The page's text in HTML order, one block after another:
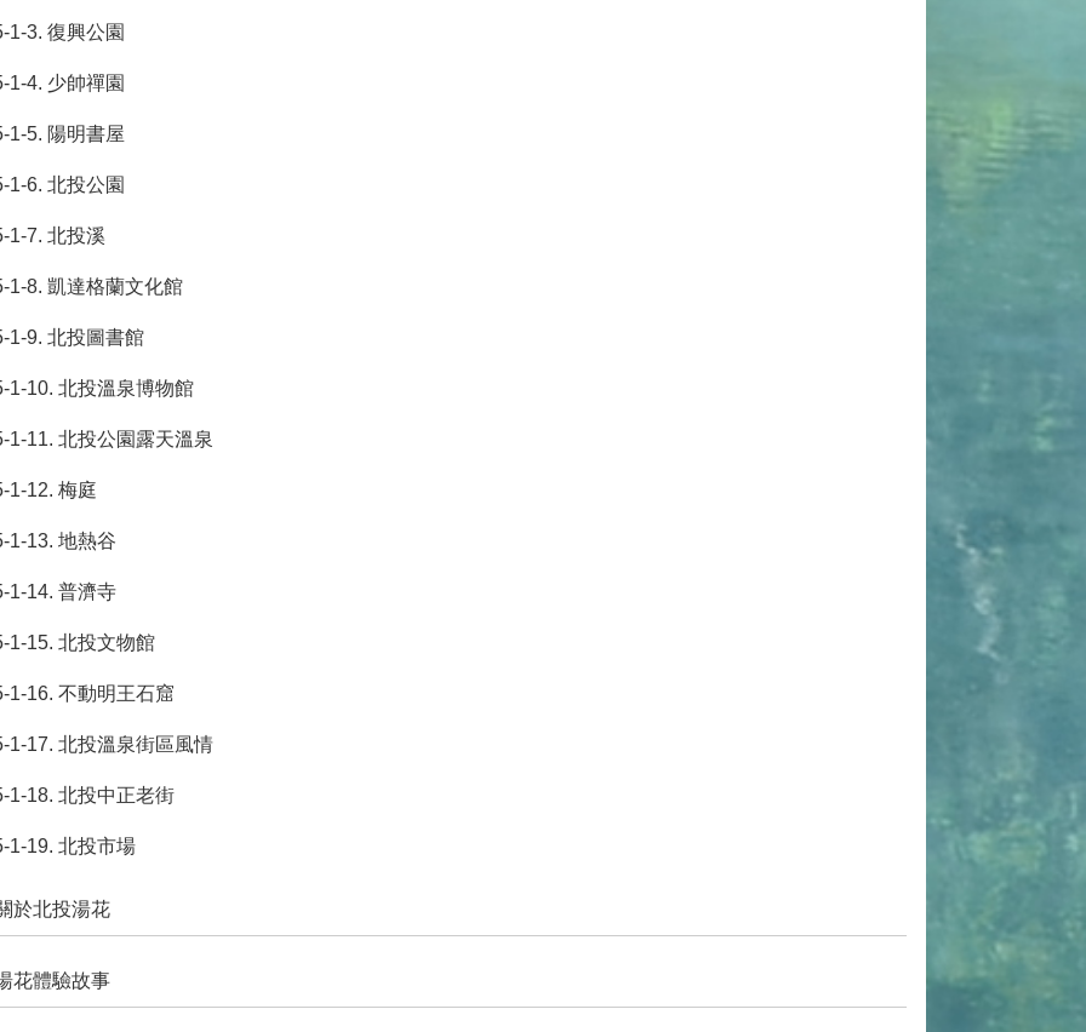
1-3. 復興公園
1-4. 少帥禪園
1-5. 陽明書屋
1-6. 北投公園
1-7. 北投溪
1-8. 凱達格蘭文化館
1-9. 北投圖書館
1-10. 北投溫泉博物館
1-11. 北投公園露天溫泉
1-12. 梅庭
1-13. 地熱谷
1-14. 普濟寺
1-15. 北投文物館
1-16. 不動明王石窟
1-17. 北投溫泉街區風情
1-18. 北投中正老街
1-19. 北投市場
於北投湯花
花體驗故事